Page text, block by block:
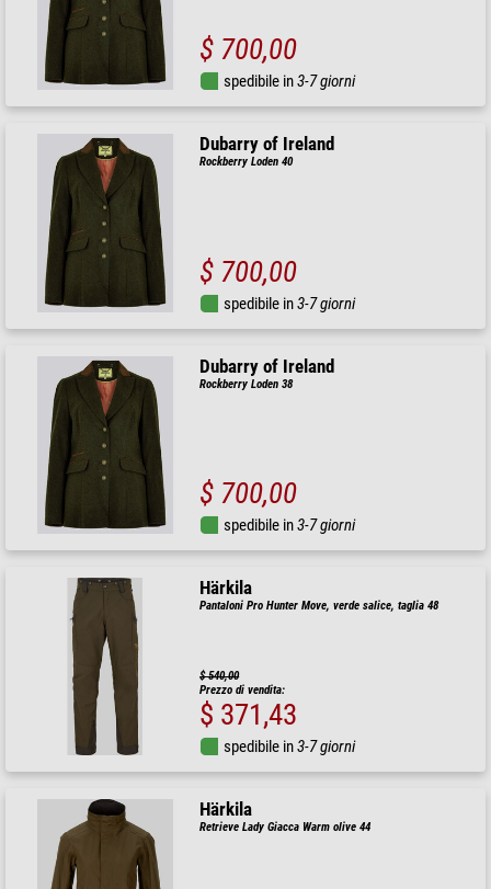
$ 700,00
spedibile in3-7 giorni
Dubarry of Ireland
Rockberry Loden 40
$ 700,00
spedibile in3-7 giorni
Dubarry of Ireland
Rockberry Loden 38
$ 700,00
spedibile in3-7 giorni
Härkila
Pantaloni Pro Hunter Move, verde salice, taglia 48
$ 540,00
Prezzo di vendita:
$ 371,43
spedibile in3-7 giorni
Härkila
Retrieve Lady Giacca Warm olive 44